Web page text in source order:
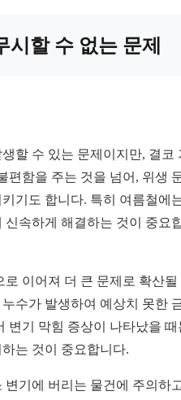
할 수 없는 문제
할 수 있는 문제이지만, 결코
편함을 주는 것을 넘어, 위생
기도 합니다. 특히 여름철에
속하게 해결하는 것이 중요
이어져 더 큰 문제로 확산될
수가 발생하여 예상치 못한
변기 막힘 증상이 나타났을 때
는 것이 중요합니다.
기에 버리는 물건에 주의하